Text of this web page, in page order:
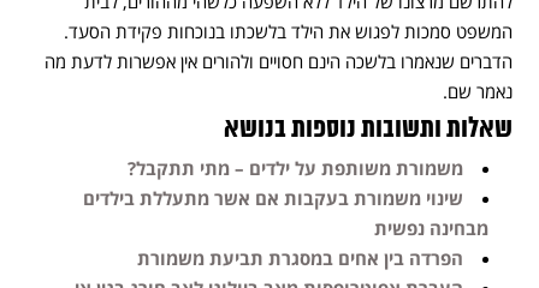
המשפט סמכות לפגוש את הילד בלשכתו בנוכחות פקידת הסעד.
הדברים שנאמרו בלשכה הינם חסויים ולהורים אין אפשרות לדעת מה
נאמר שם.
שאלות ותשובות נוספות בנושא
משמורת משותפת על ילדים – מתי תתקבל?
שינוי משמורת בעקבות אם אשר מתעללת בילדים
מבחינה נפשית
הפרדה בין אחים במסגרת תביעת משמורת